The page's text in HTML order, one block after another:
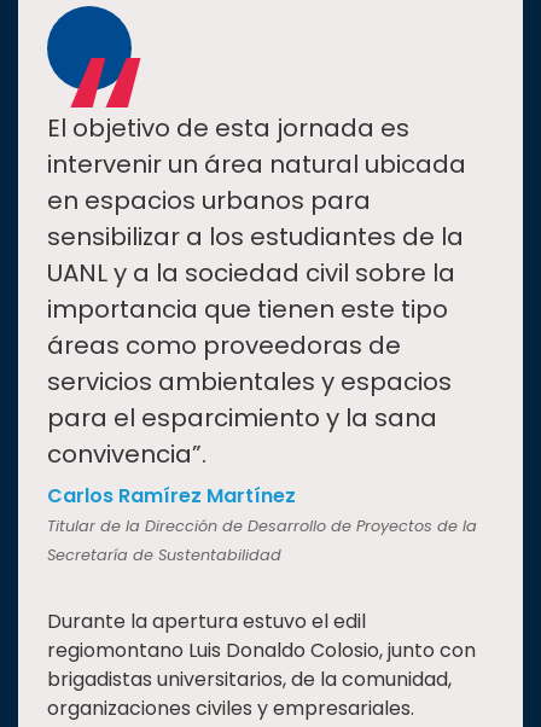
“
El objetivo de esta jornada es
intervenir un área natural ubicada
en espacios urbanos para
sensibilizar a los estudiantes de la
UANL y a la sociedad civil sobre la
importancia que tienen este tipo
áreas como proveedoras de
servicios ambientales y espacios
para el esparcimiento y la sana
convivencia”.
Carlos Ramírez Martínez
Titular de la Dirección de Desarrollo de Proyectos de la
Secretaría de Sustentabilidad
Durante la apertura estuvo el edil
regiomontano Luis Donaldo Colosio, junto con
brigadistas universitarios, de la comunidad,
organizaciones civiles y empresariales.